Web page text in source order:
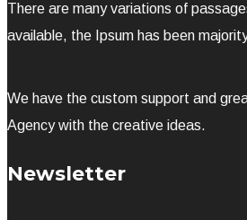
There are many variations of
available, the Ipsum has been
We have the custom support and
Agency with the creative ideas.
Newsletter